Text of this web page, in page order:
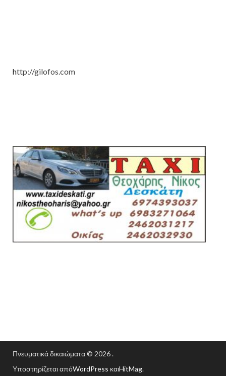
http://gilofos.com
Πνευματικά δικαιώματα © 2026.
Υποστηρίζεται απόWordPress καιHitMag.